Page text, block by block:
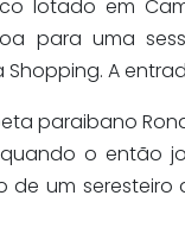
lotado em
para uma
Shopping. A
paraibano
o então
um seresteiro